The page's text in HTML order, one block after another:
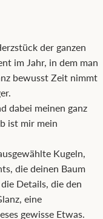
der ganzen
im Jahr, in dem man
bewusst Zeit nimmt
dabei meinen ganz
ist mir mein
Kugeln,
die deinen Baum
Details, die den
eine
gewisse Etwas.